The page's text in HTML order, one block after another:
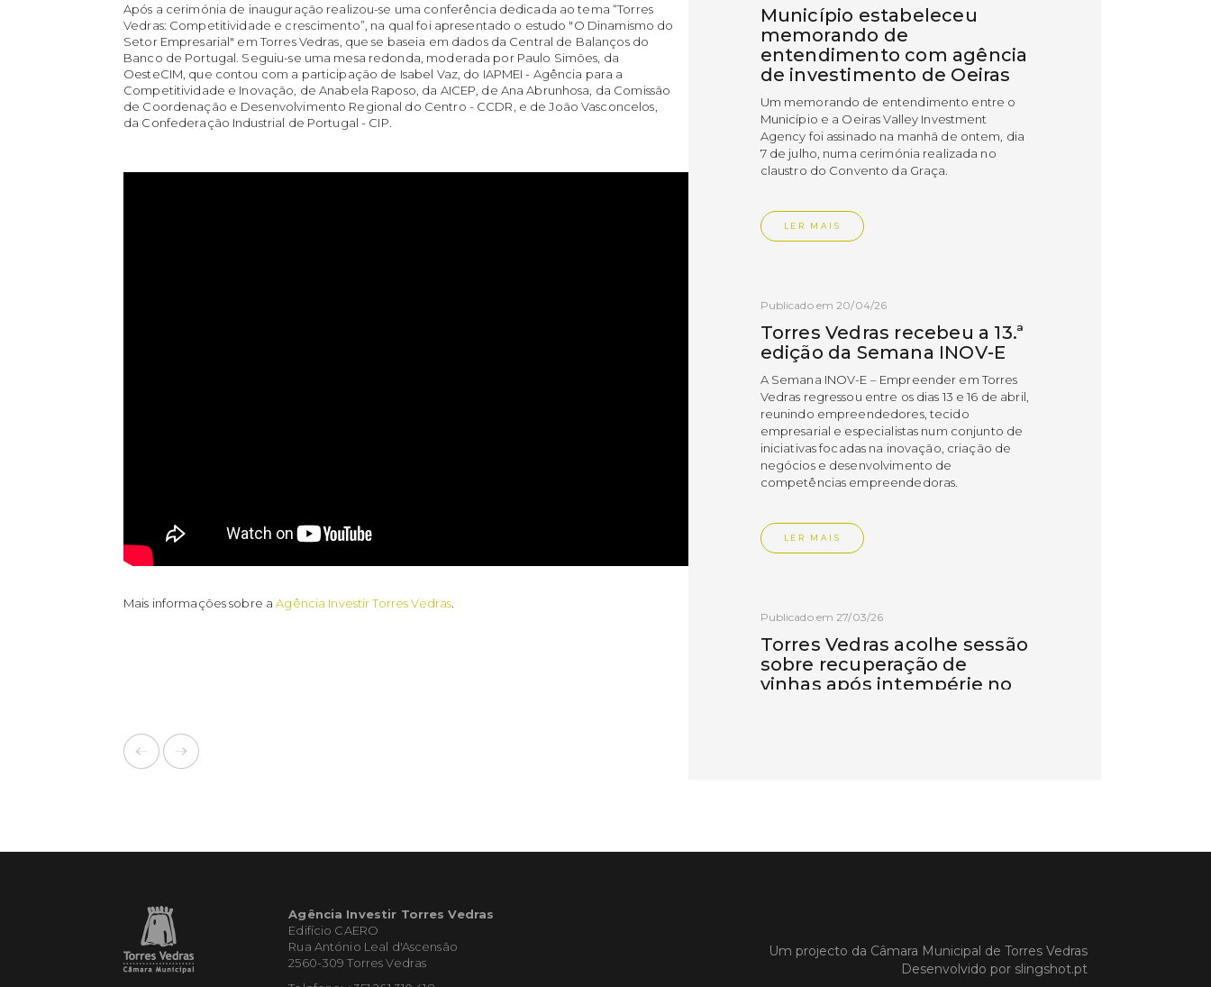
Após a cerimónia de inauguração realizou-se uma conferência dedicada ao tema “Torres
Vedras: Competitividade e crescimento”, na qual foi apresentado o estudo "O Dinamismo do
Setor Empresarial" em Torres Vedras, que se baseia em dados da Central de Balanços do
Banco de Portugal. Seguiu-se uma mesa redonda, moderada por Paulo Simões, da
OesteCIM, que contou com a participação de Isabel Vaz, do IAPMEI - Agência para a
Competitividade e Inovação, de Anabela Raposo, da AICEP, de Ana Abrunhosa, da Comissão
de Coordenação e Desenvolvimento Regional do Centro - CCDR, e de João Vasconcelos,
da Confederação Industrial de Portugal - CIP.
Mais informações sobre aAgência Investir Torres Vedras
Município estabeleceu
memorando de
entendimento com agência
de investimento de Oeiras
Um memorando de entendimento entre o
Município e a Oeiras Valley Investment
Agency foi assinado na manhã de ontem, dia
7 de julho, numa cerimónia realizada no
claustro do Convento da Graça.
LER MAIS
Publicado em 20/04/26
Torres Vedras recebeu a 13.ª
edição da Semana INOV-E
A Semana INOV-E – Empreender em Torres
Vedras regressou entre os dias 13 e 16 de abril,
reunindo empreendedores, tecido
empresarial e especialistas num conjunto de
iniciativas focadas na inovação, criação de
negócios e desenvolvimento de
competências empreendedoras.
LER MAIS
Publicado em 27/03/26
Torres Vedras acolhe sessão
sobre recuperação de
vinhas após intempérie no
com o apoio da C
Agência Investir Torres Vedras
Edifício CAERO
Rua António Leal d'Ascensão
2560-309 Torres Vedras
Um projecto da Câmara Municipal de Torres Vedras
Desenvolvido por slingshot.pt